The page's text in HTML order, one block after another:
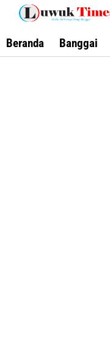
Lewati
konten
Beranda Banggai